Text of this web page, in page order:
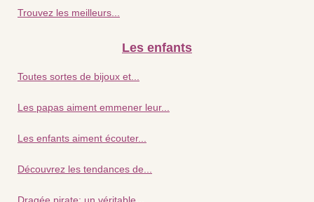
Trouvez les meilleurs...
Les enfants
Toutes sortes de bijoux et...
Les papas aiment emmener leur...
Les enfants aiment écouter...
Découvrez les tendances de...